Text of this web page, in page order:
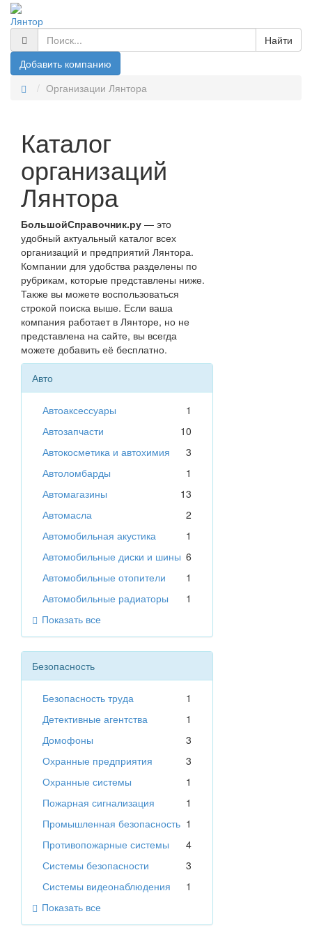
Лянтор
Найти
Добавить компанию
Организации Лянтора
Каталог
организаций
Лянтора
БольшойСправочник.ру — это
удобный актуальный каталог всех
организаций и предприятий Лянтора.
Компании для удобства разделены по
рубрикам, которые представлены ниже.
Также вы можете воспользоваться
строкой поиска выше. Если ваша
компания работает в Лянторе, но не
представлена на сайте, вы всегда
можете добавить её бесплатно.
Авто
Автоаксессуары
1
Автозапчасти
10
Автокосметика и автохимия
3
Автоломбарды
1
Автомагазины
13
Автомасла
2
Автомобильная акустика
1
Автомобильные диски и шины 6
Автомобильные отопители
1
Автомобильные радиаторы
1
Показать все
Безопасность
Безопасность труда
1
Детективные агентства
1
Домофоны
3
Охранные предприятия
3
Охранные системы
1
Пожарная сигнализация
1
Промышленная безопасность 1
Противопожарные системы
4
Системы безопасности
3
Системы видеонаблюдения
1
Показать все